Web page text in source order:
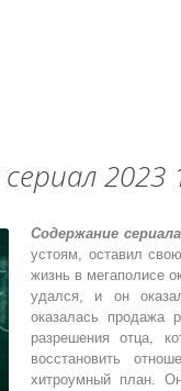
2023
Содержание
устоям, оставил
жизнь в мегаполисе
удался, и он
оказалась продажа
разрешения отца,
восстановить
хитроумный план.